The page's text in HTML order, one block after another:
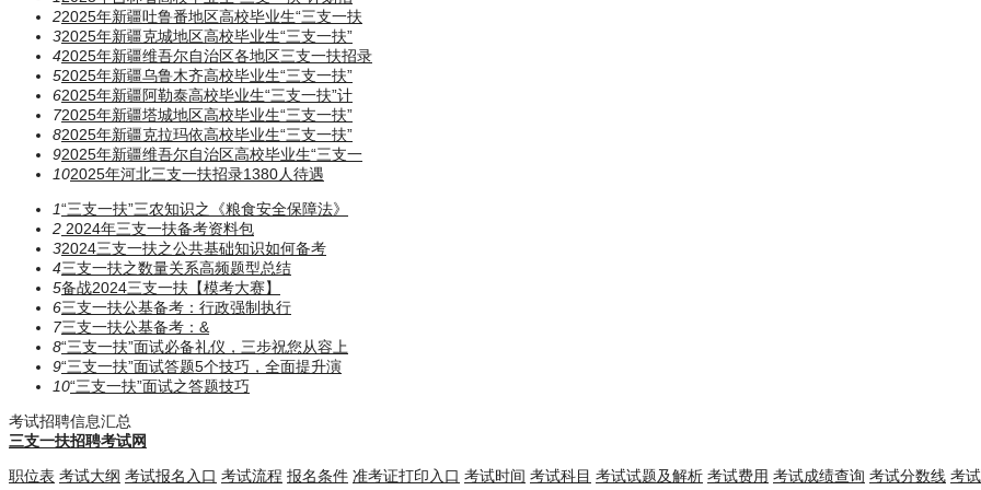
22025年新疆吐鲁番地区高校毕业生“三支一扶
32025年新疆克城地区高校毕业生“三支一扶”
42025年新疆维吾尔自治区各地区三支一扶招录
52025年新疆乌鲁木齐高校毕业生“三支一扶”
62025年新疆阿勒泰高校毕业生“三支一扶”计
72025年新疆塔城地区高校毕业生“三支一扶”
82025年新疆克拉玛依高校毕业生“三支一扶”
92025年新疆维吾尔自治区高校毕业生“三支一
102025年河北三支一扶招录1380人待遇
1“三支一扶”三农知识之《粮食安全保障法》
2 2024年三支一扶备考资料包
32024三支一扶之公共基础知识如何备考
4三支一扶之数量关系高频题型总结
5备战2024三支一扶【模考大赛】
6三支一扶公基备考：行政强制执行
7三支一扶公基备考：​​​&
8“三支一扶”面试必备礼仪，三步祝您从容上
9“三支一扶”面试答题5个技巧，全面提升演
10“三支一扶”面试之答题技巧
考试招聘信息汇总
三支一扶招聘考试网
职位表 考试大纲 考试报名入口 考试流程 报名条件 准考证打印入口 考试时间 考试科目 考试试题及解析 考试费用 考试成绩查询 考试分数线 考